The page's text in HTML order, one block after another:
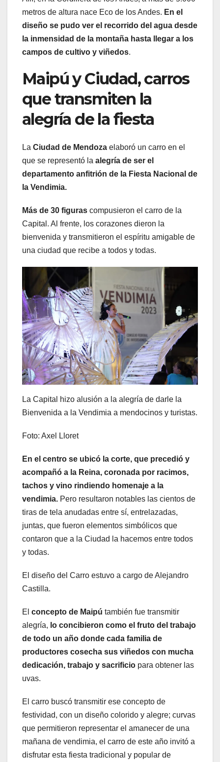
metros de altura nace Eco de los Andes. En el
diseño se pudo ver el recorrido del agua desde
la inmensidad de la montaña hasta llegar a los
campos de cultivo y viñedos.
Maipú y Ciudad, carros
que transmiten la
alegría de la fiesta
La Ciudad de Mendoza elaboró un carro en el
que se representó la alegría de ser el
departamento anfitrión de la Fiesta Nacional de
la Vendimia.
Más de 30 figuras compusieron el carro de la
Capital. Al frente, los corazones dieron la
bienvenida y transmitieron el espíritu amigable de
una ciudad que recibe a todos y todas.
La Capital hizo alusión a la alegría de darle la
Bienvenida a la Vendimia a mendocinos y turistas.
Foto: Axel Lloret
En el centro se ubicó la corte, que precedió y
acompañó a la Reina, coronada por racimos,
tachos y vino rindiendo homenaje a la
vendimia. Pero resultaron notables las cientos de
tiras de tela anudadas entre sí, entrelazadas,
juntas, que fueron elementos simbólicos que
contaron que a la Ciudad la hacemos entre todos
y todas.
El diseño del Carro estuvo a cargo de Alejandro
Castilla.
El concepto de Maipú también fue transmitir
alegría, lo concibieron como el fruto del trabajo
de todo un año donde cada familia de
productores cosecha sus viñedos con mucha
dedicación, trabajo y sacrificio para obtener las
uvas.
El carro buscó transmitir ese concepto de
festividad, con un diseño colorido y alegre; curvas
que permitieron representar el amanecer de una
mañana de vendimia, el carro de este año invitó a
disfrutar esta fiesta tradicional y popular de